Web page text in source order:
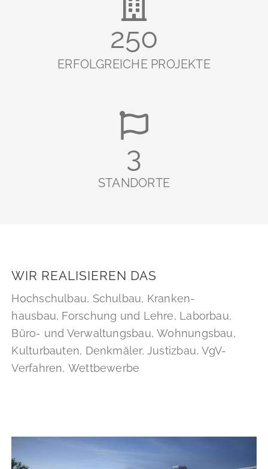
250
ERFOLGREICHE PROJEKTE
3
STANDORTE
WIR REALISIEREN DAS
Hochschul­bau, Schulbau, Kranken­
hausbau, Forschung und Lehre, Laborbau,
Büro- und Verwaltungs­bau, Wohnungs­bau,
Kulturbauten, Denkmäler, Justizbau, VgV-
Verfahren, Wettbewerbe